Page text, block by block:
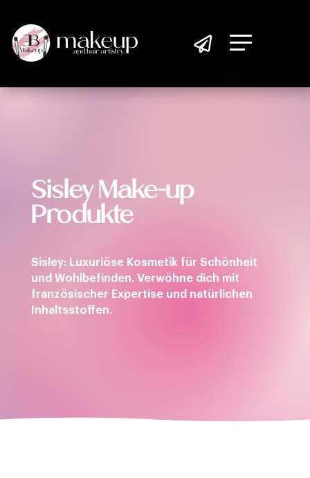

Sisley Make-up
Produkte
Sisley: Luxuriöse Kosmetik für Schönheit
und Wohlbefinden. Verwöhne dich mit
französischer Expertise und natürlichen
Inhaltsstoffen.